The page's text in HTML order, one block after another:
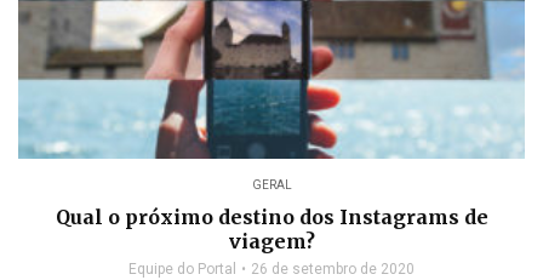
GERAL
Qual o próximo destino dos Instagrams de
viagem?
Equipe do Portal 26 de setembro de 2020